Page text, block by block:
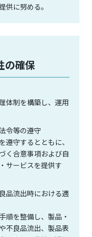
供に努める。
の確保
体制を構築し、運用
令等の遵守
遵守するとともに、
く合意事項および自
サービスを提供す
品流出時における適
順を整備し、製品・
不良品流出、製品表